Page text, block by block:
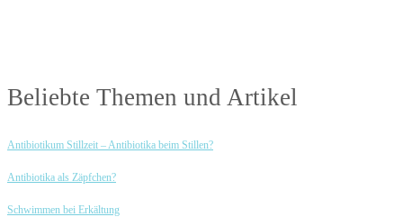
Beliebte Themen und Artikel
Antibiotikum Stillzeit – Antibiotika beim Stillen?
Antibiotika als Zäpfchen?
Schwimmen bei Erkältung